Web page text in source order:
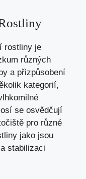
rostliny je
různých
a přizpůsobení
kategorií,
se osvědčují
pro různé
jako jsou
stabilizaci